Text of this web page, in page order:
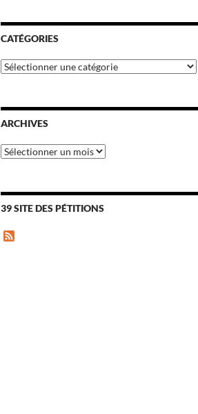
CATÉGORIES
Catégories
ARCHIVES
Archives
39 SITE DES PÉTITIONS